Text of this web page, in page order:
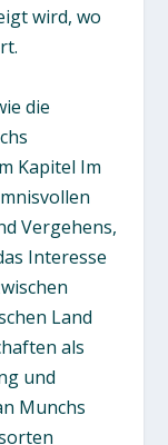
wird, wo
die
Kapitel Im
Vergehens,
Interesse
Land
als
und
Munchs